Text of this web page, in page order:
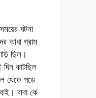
ঘটনা
আধা গ্রাম
ছিল।
কাটছিল
থেকে পড়ে
বাবা কে